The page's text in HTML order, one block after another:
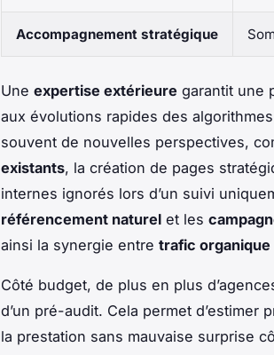
Accompagnement stratégique
Une expertise extérieure garantit une
aux évolutions rapides des
souvent de nouvelles perspectives,
existants, la création de pages
internes ignorés lors d’un suivi
référencement naturel et les
ainsi la synergie entre trafic organique
Côté budget, de plus en plus
d’un pré-audit. Cela permet d’estimer
la prestation sans mauvaise surprise